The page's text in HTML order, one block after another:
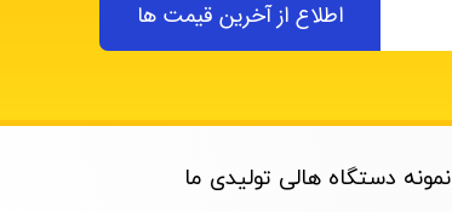
اطلاع از آخرین قیمت ها
نمونه دستگاه هالی تولیدی ما